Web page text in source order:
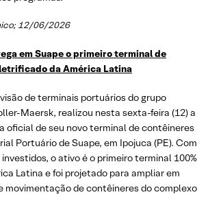
12/06/2026
em Suape o primeiro terminal de
da América Latina
de terminais portuários do grupo
Maersk, realizou nesta sexta-feira (12) a
oficial de seu novo terminal de contêineres
Portuário de Suape, em Ipojuca (PE). Com
investidos, o ativo é o primeiro terminal 100%
Latina e foi projetado para ampliar em
movimentação de contêineres do complexo